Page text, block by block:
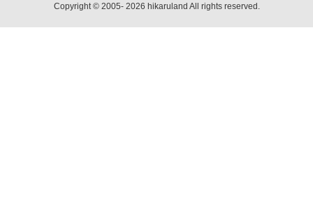
Copyright © 2005- 2026 hikaruland All rights reserved.